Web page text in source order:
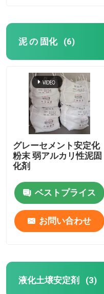
泥 の 固化 (6)
グレーセメント安定化
粉末 弱アルカリ性泥固
化剤
ベストプライス
お問い合わせ
液化土壌安定剤 (3)